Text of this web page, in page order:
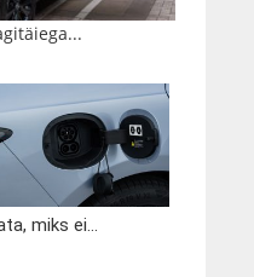
miks ei...